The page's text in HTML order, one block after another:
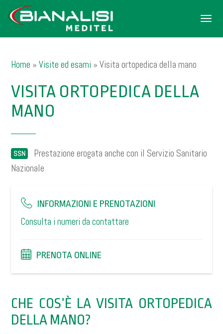
Menu
Home »Visite ed esami »Visita ortopedica della mano
VISITA ORTOPEDICA DELLA
MANO
SSN
Prestazione erogata anche con il Servizio Sanitario
Nazionale
INFORMAZIONI E PRENOTAZIONI
Consulta i numeri da contattare
PRENOTA ONLINE
CHE COS’È LA VISITA ORTOPEDICA
DELLA MANO?